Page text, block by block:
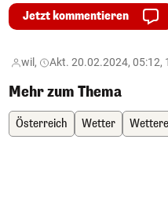
Jetzt kommentieren
wil, Akt. 20.02.2024, 05:12,
Mehr zum Thema
Österreich Wetter